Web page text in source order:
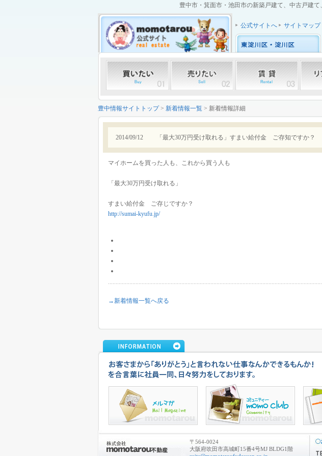
豊中市・箕面市・池田市の新築戸建て、中古戸建
公式サイトへ サイトマップ
豊中情報サイトトップ> 新着情報一覧 > 新着情報詳細
2014/09/12 「最大30万円受け取れる」すまい給付金 ご存知ですか？
マイホームを買った人も、これから買う人も
「最大30万円受け取れる」
すまい給付金 ご存じですか？
http://sumai-kyufu.jp/
→新着情報一覧へ戻る
〒564-0024
大阪府吹田市高城町15番4号MJ BLDG1階